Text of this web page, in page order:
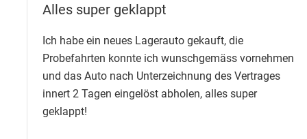
Alles super geklappt
Ich habe ein neues Lagerauto gekauft, die
Probefahrten konnte ich wunschgemäss vornehmen
und das Auto nach Unterzeichnung des Vertrages
innert 2 Tagen eingelöst abholen, alles super
geklappt!